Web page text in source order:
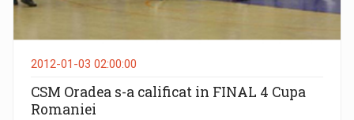
2012-01-03 02:00:00
CSM Oradea s-a calificat in FINAL 4 Cupa
Romaniei